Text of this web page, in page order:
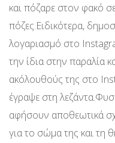
και πόζαρε στον φακό σε
πόζες.Ειδικότερα,
λογαριασμό στο
την ίδια στην παραλία
ακόλουθούς της στο
έγραψε στη
αφήσουν αποθεωτικά
για το σώμα της και τη